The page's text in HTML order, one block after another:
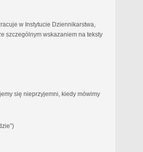
w Instytucie Dziennikarstwa,
szczególnym wskazaniem na teksty
się nieprzyjemni, kiedy mówimy